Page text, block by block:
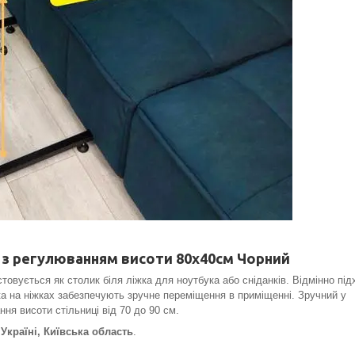
регулюванням висоти 80х40см Чорний
як столик біля ліжка для ноутбука або сніданків. Відмінно
на ніжках забезпечують зручне переміщення в приміщенні. Зручний у
висоти стільниці від 70 до 90 см.
Київська область.